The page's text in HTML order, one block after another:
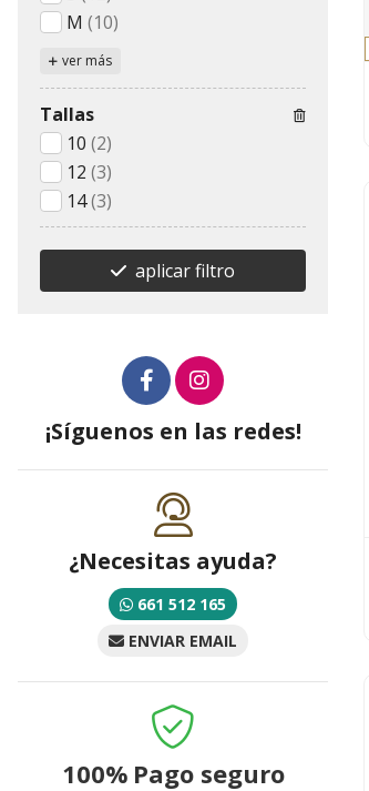
M (10)
ver más
Tallas
10 (2)
12 (3)
14(3)
aplicar filtro
¡Síguenos en las redes!
¿Necesitas ayuda?
661 512 165
ENVIAR EMAIL
100% Pago seguro